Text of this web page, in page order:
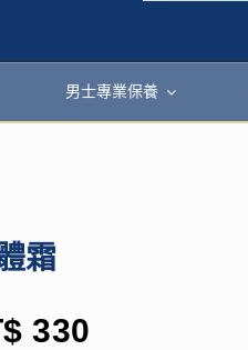
男士專業保養
霜
330